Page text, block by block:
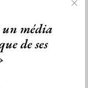
quant à la…
1 commentaire
média
de ses